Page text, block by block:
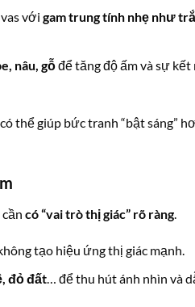
với gam trung tính nhẹ như
nâu, gỗđể tăng độ ấm và sự kết
thể giúp bức tranh “bật sáng”
có “vai trò thị giác” rõ ràng
tạo hiệu ứng thị giác mạnh.
đỏ đất… để thu hút ánh nhìn và